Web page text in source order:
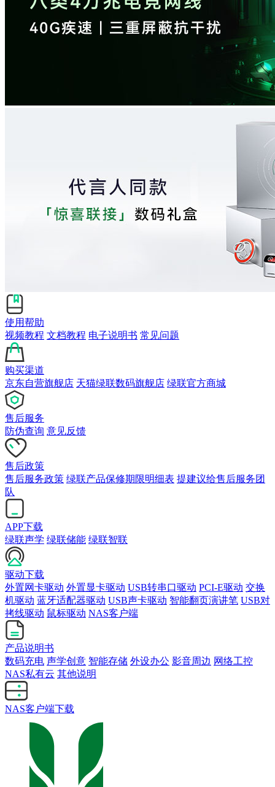
使用帮助
视频教程 文档教程 电子说明书 常见问题
购买渠道
京东自营旗舰店 天猫绿联数码旗舰店 绿联官方商城
售后服务
防伪查询 意见反馈
售后政策
售后服务政策 绿联产品保修期限明细表 提建议给售后服务团
队
APP下载
绿联声学 绿联储能 绿联智联
驱动下载
外置网卡驱动 外置显卡驱动 USB转串口驱动 PCI-E驱动 交换
机驱动 蓝牙适配器驱动 USB声卡驱动 智能翻页演讲笔 USB对
拷线驱动 鼠标驱动 NAS客户端
产品说明书
数码充电 声学创意 智能存储 外设办公 影音周边 网络工控
NAS私有云 其他说明
NAS客户端下载